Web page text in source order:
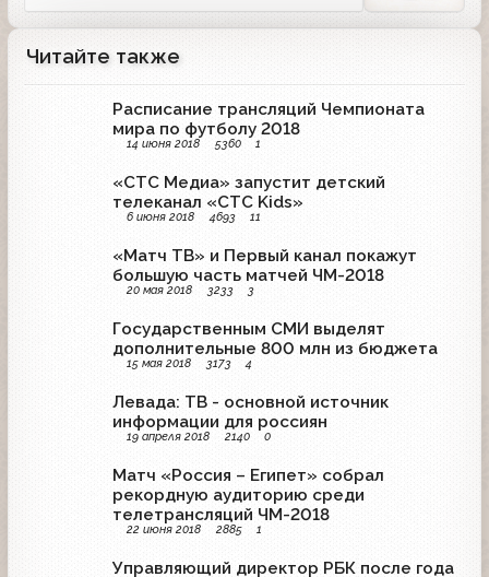
Читайте также
Расписание трансляций Чемпионата
мира по футболу 2018
14 июня 2018 5360 1
«СТС Медиа» запустит детский
телеканал «СТС Kids»
6 июня 2018 4693 11
«Матч ТВ» и Первый канал покажут
большую часть матчей ЧМ-2018
20 мая 2018 3233 3
Государственным СМИ выделят
дополнительные 800 млн из бюджета
15 мая 2018 3173 4
Левада: ТВ - основной источник
информации для россиян
19 апреля 2018 2140 0
Матч «Россия – Египет» собрал
рекордную аудиторию среди
телетрансляций ЧМ-2018
22 июня 2018 2885 1
Управляющий директор РБК после года